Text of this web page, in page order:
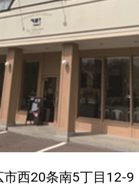
市西20条南5丁目12-9